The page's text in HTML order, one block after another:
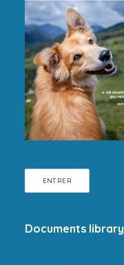
ENTRER
Documents library